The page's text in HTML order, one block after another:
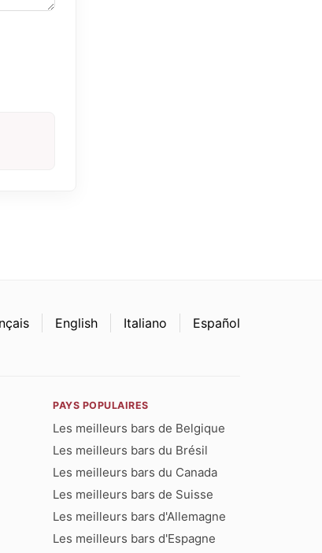
English Italiano Español
PAYS POPULAIRES
Les meilleurs bars de Belgique
Les meilleurs bars du Brésil
Les meilleurs bars du Canada
Les meilleurs bars de Suisse
Les meilleurs bars d'Allemagne
Les meilleurs bars d'Espagne